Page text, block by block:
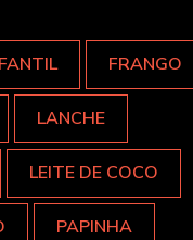
FRANGO
LANCHE
LEITE DE COCO
PAPINHA